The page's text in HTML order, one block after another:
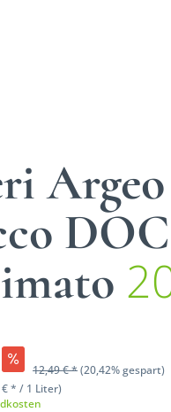
12,49 € *(20,42% gespart)
€ * / 1 Liter)